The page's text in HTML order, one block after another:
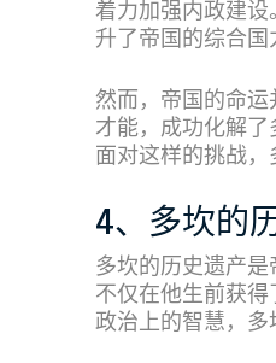
着力加强内政建
升了帝国的综合国
然而，帝国的命
才能，成功化解了
面对这样的挑战
4、多坎的
多坎的历史遗产是
不仅在他生前获
政治上的智慧，多